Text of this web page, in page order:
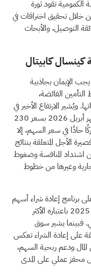
تقود ثورة
خلال تحقيق اختراقات في
التوصيل، والأبحاث
كابيتال
الإيمان بجاذبية
الفائضة،
ويُشير الارتفاع الأخير في
التقلبات الضمنية لعقود خيارات الشراء لشهر أبريل 2026 بسعر 230
حادًا في سعر السهم، إلا
الأجل المتعلقة بنتائج
عن اشتداد المنافسة وضغوط
وغيرها من خطوط
على برنامج إعادة شراء أسهم
بقيمة 250 مليون دولار أمريكي في ديسمبر 2025 باعتباره الأكثر
فبينما يشير سوق
على إعادة الشراء تعكس
المال ودعم ربحية السهم،
محفز عملي على المدى